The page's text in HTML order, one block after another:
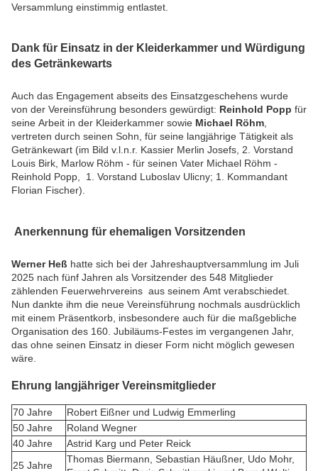
Versammlung einstimmig entlastet.
Dank für Einsatz in der Kleiderkammer und Würdigung
des Getränkewarts
Auch das Engagement abseits des Einsatzgeschehens wurde
von der Vereinsführung besonders gewürdigt: Reinhold Popp für
seine Arbeit in der Kleiderkammer sowie Michael Röhm,
vertreten durch seinen Sohn, für seine langjährige Tätigkeit als
Getränkewart (im Bild v.l.n.r. Kassier Merlin Josefs, 2. Vorstand
Louis Birk, Marlow Röhm - für seinen Vater Michael Röhm -
Reinhold Popp, 1. Vorstand Luboslav Ulicny; 1. Kommandant
Florian Fischer).
Anerkennung für ehemaligen Vorsitzenden
Werner Heß hatte sich bei der Jahreshauptversammlung im Juli
2025 nach fünf Jahren als Vorsitzender des 548 Mitglieder
zählenden Feuerwehrvereins aus seinem Amt verabschiedet.
Nun dankte ihm die neue Vereinsführung nochmals ausdrücklich
mit einem Präsentkorb, insbesondere auch für die maßgebliche
Organisation des 160. Jubiläums-Festes im vergangenen Jahr,
das ohne seinen Einsatz in dieser Form nicht möglich gewesen
wäre.
Ehrung langjähriger Vereinsmitglieder
70 Jahre
Robert Eißner und Ludwig Emmerling
50 Jahre
Roland Wegner
40 Jahre
Astrid Karg und Peter Reick
25 Jahre
Thomas Biermann, Sebastian Häußner, Udo Mohr,